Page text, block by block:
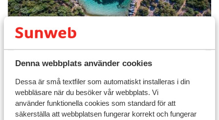
Denna webbplats använder cookies
Dessa är små textfiler som automatiskt installeras i din
webbläsare när du besöker vår webbplats. Vi
använder funktionella cookies som standard för att
säkerställa att webbplatsen fungerar korrekt och fungerar
Bodrum Bitez
Andra städer